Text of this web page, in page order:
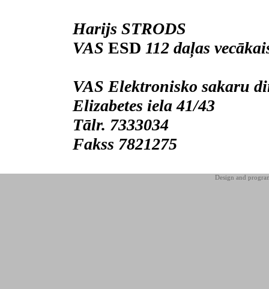
Harijs STRODS
VAS ESD 112 daļas
VAS Elektronisko sakaru
Elizabetes iela 41/43
Tālr. 7333034
Fakss 7821275
Design and